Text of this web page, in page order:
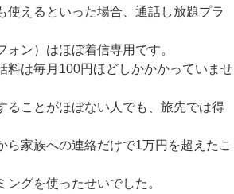
使えるといった場合、通話し放題プラ
ン）はほぼ着信専用です。
料は毎月100円ほどしかかかっていませ
ることがほぼない人でも、旅先では得
家族への連絡だけで1万円を超えたこ
グを使ったせいでした。